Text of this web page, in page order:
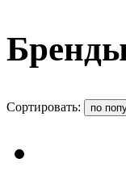
Сортировать: